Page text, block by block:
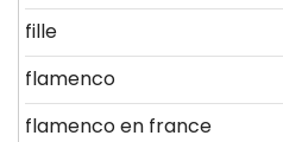
fille
flamenco
flamenco en france